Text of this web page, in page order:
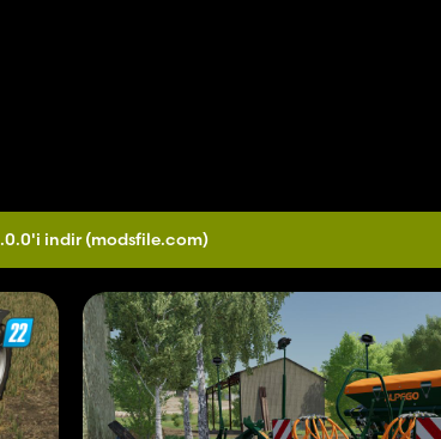
indir (modsfile.com)